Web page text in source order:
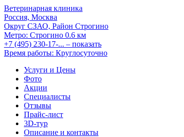
Ветеринарная клиника
Россия, Москва
Округ СЗАО, Район Строгино
Метро: Строгино 0.6 км
+7 (495) 230-17-... – показать
Время работы: Круглосуточно
Услуги и Цены
Фото
Акции
Специалисты
Отзывы
Прайс-лист
3D-тур
Описание и контакты